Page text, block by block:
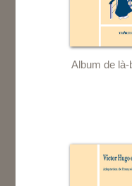
Album de là-